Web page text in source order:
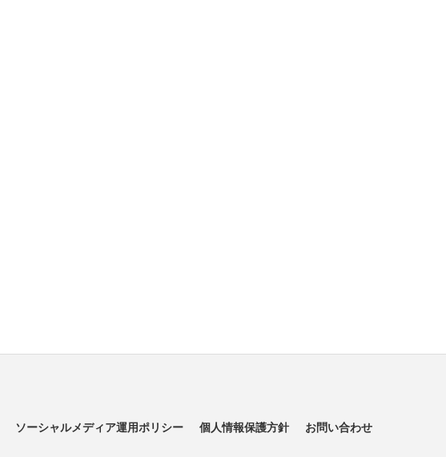
ソーシャルメディア運用ポリシー 個人情報保護方針 お問い合わせ